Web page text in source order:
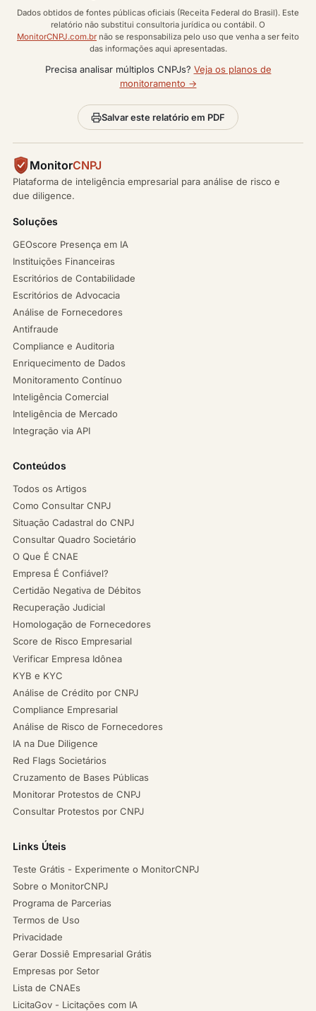
Dados obtidos de fontes públicas oficiais (Receita Federal do Brasil). Este
relatório não substitui consultoria jurídica ou contábil. O
MonitorCNPJ.com.br não se responsabiliza pelo uso que venha a ser feito
das informações aqui apresentadas.
Precisa analisar múltiplos CNPJs? Veja os planos de
monitoramento →
Salvar este relatório em PDF
MonitorCNPJ
Plataforma de inteligência empresarial para análise de risco e
due diligence.
Soluções
GEOscore Presença em IA
Instituições Financeiras
Escritórios de Contabilidade
Escritórios de Advocacia
Análise de Fornecedores
Antifraude
Compliance e Auditoria
Enriquecimento de Dados
Monitoramento Contínuo
Inteligência Comercial
Inteligência de Mercado
Integração via API
Conteúdos
Todos os Artigos
Como Consultar CNPJ
Situação Cadastral do CNPJ
Consultar Quadro Societário
O Que É CNAE
Empresa É Confiável?
Certidão Negativa de Débitos
Recuperação Judicial
Homologação de Fornecedores
Score de Risco Empresarial
Verificar Empresa Idônea
KYB e KYC
Análise de Crédito por CNPJ
Compliance Empresarial
Análise de Risco de Fornecedores
IA na Due Diligence
Red Flags Societários
Cruzamento de Bases Públicas
Monitorar Protestos de CNPJ
Consultar Protestos por CNPJ
Links Úteis
Teste Grátis - Experimente o MonitorCNPJ
Sobre o MonitorCNPJ
Programa de Parcerias
Termos de Uso
Privacidade
Gerar Dossiê Empresarial Grátis
Empresas por Setor
Lista de CNAEs
LicitaGov - Licitações com IA